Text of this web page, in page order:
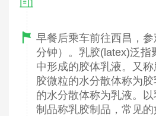
早餐后乘车前往西昌，
分钟）。乳胶(latex)泛指
中形成的胶体乳液。又
胶微粒的水分散体称为
的水分散体称为乳液。
制品称乳胶制品，常见